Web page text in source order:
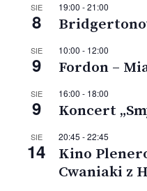
SIE
8
19:00 -21:00
SIE
9
10:00 - 12:00
Fordon –
SIE
9
16:00 - 18:00
Koncert
SIE
14
20:45 -22:45
Kino
Cwaniaki z